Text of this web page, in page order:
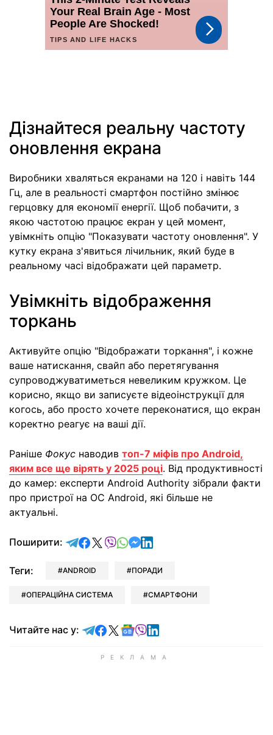
Дізнайтеся реальну частоту
оновлення екрана
Виробники хваляться екранами на 120 і навіть 144
Гц, але в реальності смартфон постійно змінює
герцовку для економії енергії. Щоб побачити, з
якою частотою працює екран у цей момент,
увімкніть опцію "Показувати частоту оновлення". У
кутку екрана з'явиться лічильник, який буде в
реальному часі відображати цей параметр.
Увімкніть відображення
торкань
Активуйте опцію "Відображати торкання", і кожне
ваше натискання, свайп або перетягування
супроводжуватиметься невеликим кружком. Це
корисно, якщо ви записуєте відеоінструкції для
когось, або просто хочете переконатися, що екран
коректно реагує на ваші дії.
Раніше Фокус наводив топ-7 міфів про Android,
яким все ще вірять у 2025 році. Від продуктивності
до камер: експерти Android Authority зібрали факти
про пристрої на ОС Android, які більше не
актуальні.
Поширити: відправити у Telegram
поділитись у Facebook
поділитись у X
відправити у Viber
відправити у Whatsapp
відправити у Messenger
відправити у LinkedIn
Теги: ANDROID ПОРАДИ
ОПЕРАЦІЙНА СИСТЕМА СМАРТФОНИ
Читайте нас у: Читайте у Telegram
Читайте у Facebook
Читайте у X
Читайте у Google news
Читайте у Viber
Читайте у LinkedIn